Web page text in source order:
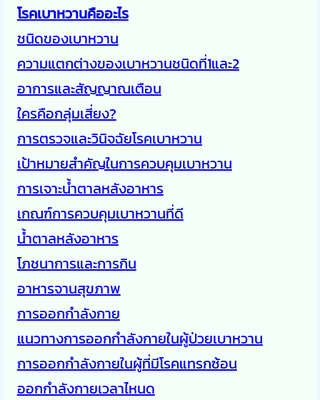
โรคเบาหวานคืออะไร
ชนิดของเบาหวาน
ความแตกต่างของเบาหวานชนิดที่1และ2
อาการและสัญญาณเตือน
ใครคือกลุ่มเสี่ยง?
การตรวจและวินิจฉัยโรคเบาหวาน
เป้าหมายสำคัญในการควบคุมเบาหวาน
การเจาะน้ำตาลหลังอาหาร
เกณฑ์การควบคุมเบาหวานที่ดี
น้ำตาลหลังอาหาร
โภชนาการและการกิน
อาหารจานสุขภาพ
การออกกำลังกาย
แนวทางการออกกำลังกายในผู้ป่วยเบาหวาน
การออกกำลังกายในผู้ที่มีโรคแทรกซ้อน
ออกกำลังกายเวลาไหนด